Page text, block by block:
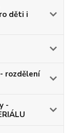
děti i
rozdělení
-